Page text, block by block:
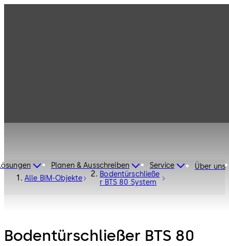
Planen & Ausschreiben Service
Über uns
Alle BIM-Objekte
Bodentürschließe
r BTS 80 System
Bodentürschließer BTS 80